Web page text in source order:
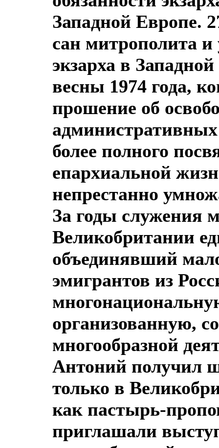
Западной Европе.
сан митрополита
экзарха в
весны 1974 года,
прошение об
административных
более полного
епархиальной
непрестанно
За годы служения
Великобритании
объединявший
эмигрантов из
организованную,
многообразной
Антоний получил
только в
как пастырь-
приглашали